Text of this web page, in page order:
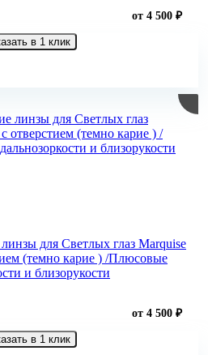
от 4 500 ₽
в 1 клик
для Светлых глаз Marquise
(темно карие ) /Плюсовые
и близорукости
от 4 500 ₽
в 1 клик